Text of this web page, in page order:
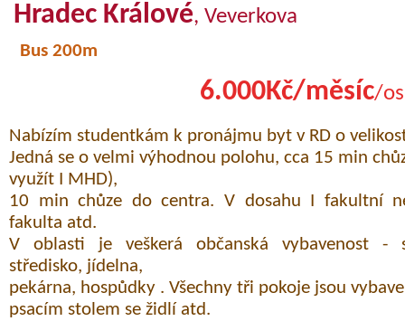
Hradec Králové, Veverkova
Bus 200m
6.000Kč/měsíc/
Nabízím studentkám k pronájmu byt v RD o
Jedná se o velmi výhodnou polohu, cca 15 min
využít I MHD),
10 min chůze do centra. V dosahu I fakultní
fakulta atd.
V oblasti je veškerá občanská vybavenost -
středisko, jídelna,
pekárna, hospůdky . Všechny tři pokoje jsou
psacím stolem se židlí atd.